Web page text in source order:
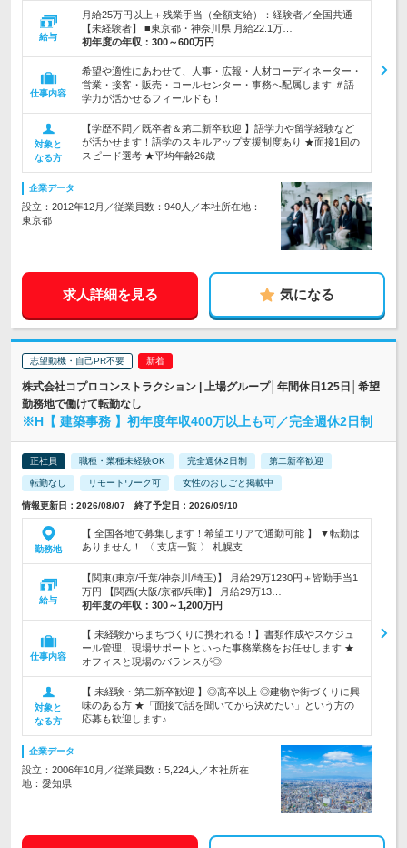
給与
月給25万円以上＋残業手当（全額支給）：経験者／全国共通
【未経験者】 ■東京都・神奈川県 月給22.1万…
初年度の年収： 300～600万円
仕事内容
希望や適性にあわせて、人事・広報・人材コーディネーター・
営業・接客・販売・コールセンター・事務へ配属します ＃語
学力が活かせるフィールドも！
対象と
なる方
【学歴不問／既卒者＆第二新卒歓迎 】語学力や留学経験など
が活かせます！語学のスキルアップ支援制度あり ★面接1回の
スピード選考 ★平均年齢26歳
企業データ
設立：2012年12月／従業員数：940人／本社所在地：
東京都
求人詳細を見る 気になる
志望動機・自己PR不要
株式会社コプロコンストラクション | 上場グループ│年間休日125日│希望
勤務地で働けて転勤なし
※H【 建築事務 】初年度年収400万以上も可／完全週休2日制
正社員 職種・業種未経験OK 完全週休2日制 第二新卒歓迎
転勤なし リモートワーク可 女性のおしごと掲載中
情報更新日：2026/08/07 終了予定日：2026/09/10
勤務地
【 全国各地で募集します！希望エリアで通勤可能 】 ▼転勤は
ありません！ 〈 支店一覧 〉 札幌支…
給与
【関東(東京/千葉/神奈川/埼玉)】 月給29万1230円＋皆勤手当1
万円 【関西(大阪/京都/兵庫)】 月給29万13…
初年度の年収： 300～1,200万円
仕事内容
【 未経験からまちづくりに携われる！】書類作成やスケジュ
ール管理、現場サポートといった事務業務をお任せします ★
オフィスと現場のバランスが◎
対象と
なる方
【 未経験・第二新卒歓迎 】◎高卒以上 ◎建物や街づくりに興
味のある方 ★「面接で話を聞いてから決めたい」という方の
応募も歓迎します♪
企業データ
設立：2006年10月／従業員数：5,224人／本社所在
地：愛知県